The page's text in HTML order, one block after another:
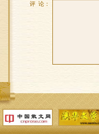
评 论：